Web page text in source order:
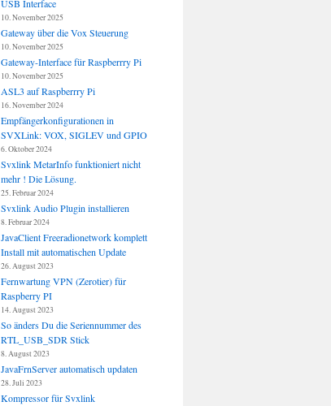
USB Interface
10. November 2025
Gateway über die Vox Steuerung
10. November 2025
Gateway-Interface für Raspberrry Pi
10. November 2025
ASL3 auf Raspberrry Pi
16. November 2024
Empfängerkonfigurationen in
SVXLink: VOX, SIGLEV und GPIO
6. Oktober 2024
Svxlink MetarInfo funktioniert nicht
mehr ! Die Lösung.
25. Februar 2024
Svxlink Audio Plugin installieren
8. Februar 2024
JavaClient Freeradionetwork komplett
Install mit automatischen Update
26. August 2023
Fernwartung VPN (Zerotier) für
Raspberry PI
14. August 2023
So änders Du die Seriennummer des
RTL_USB_SDR Stick
8. August 2023
JavaFrnServer automatisch updaten
28. Juli 2023
Kompressor für Svxlink